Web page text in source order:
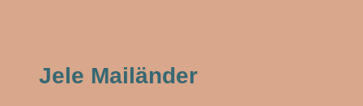
Jele Mailänder